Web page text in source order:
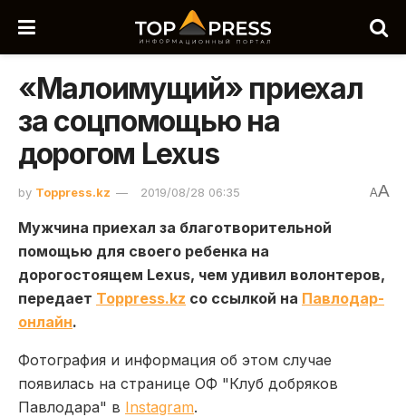
«Малоимущий» приехал
за соцпомощью на
дорогом Lexus
by Toppress.kz 2019/08/28 06:35 AA
Мужчина приехал за благотворительной
помощью для своего ребенка на
дорогостоящем Lexus, чем удивил волонтеров,
передает Toppress.kz со ссылкой на Павлодар-
онлайн.
Фотография и информация об этом случае
появилась на странице ОФ "Клуб добряков
Павлодара" в Instagram.